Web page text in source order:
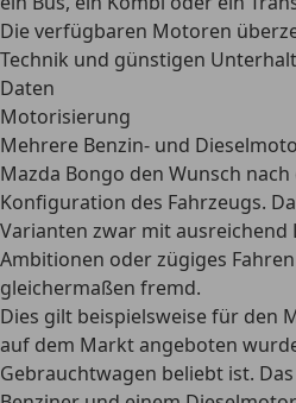
Die verfügbaren Motoren
Technik und günstigen
Daten
Motorisierung
Mehrere Benzin- und
Mazda Bongo den Wunsch
Konfiguration des Fahrzeugs.
Varianten zwar mit ausreichend
Ambitionen oder zügiges
gleichermaßen fremd.
Dies gilt beispielsweise für den
auf dem Markt angeboten
Gebrauchtwagen beliebt ist.